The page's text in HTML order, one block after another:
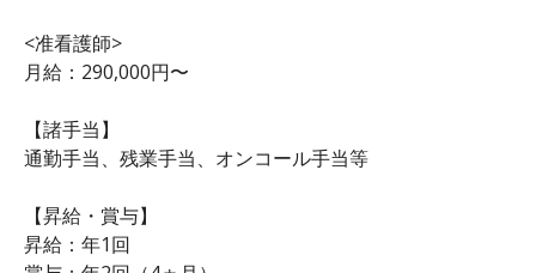
<准看護師>
月給：290,000円〜
【諸手当】
通勤手当、残業手当、オンコール手当等
【昇給・賞与】
昇給：年1回